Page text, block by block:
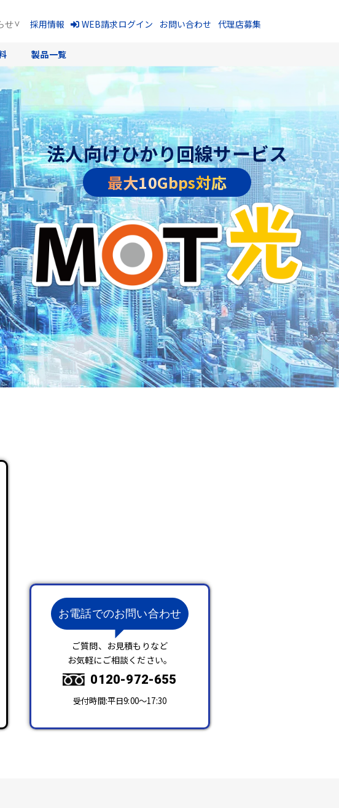
製品一覧
せ 採用情報 WEB請求ログイン お問い合わせ 代理店募集
法人向けひかり回線サービス
最大10Gbps対応
お電話でのお問い合わせ
ご質問、お見積もりなど
お気軽にご相談ください。
0120-972-655
受付時間:平日9:00～17:30